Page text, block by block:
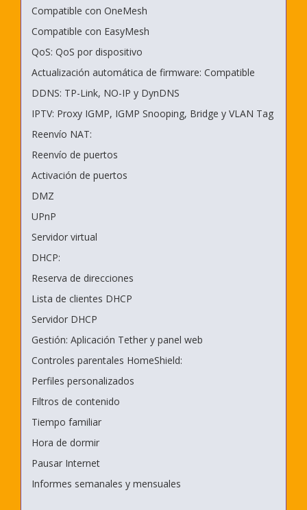
Compatible con OneMesh
Compatible con EasyMesh
QoS: QoS por dispositivo
Actualización automática de firmware: Compatible
DDNS: TP-Link, NO-IP y DynDNS
IPTV: Proxy IGMP, IGMP Snooping, Bridge y VLAN Tag
Reenvío NAT:
Reenvío de puertos
Activación de puertos
DMZ
UPnP
Servidor virtual
DHCP:
Reserva de direcciones
Lista de clientes DHCP
Servidor DHCP
Gestión: Aplicación Tether y panel web
Controles parentales HomeShield:
Perfiles personalizados
Filtros de contenido
Tiempo familiar
Hora de dormir
Pausar Internet
Informes semanales y mensuales